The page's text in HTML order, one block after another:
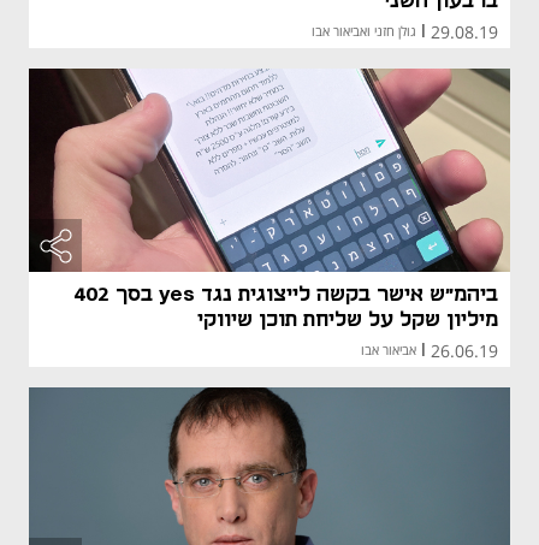
29.08.19 גולן חזני ואביאור אבו
ביהמ"ש אישר בקשה לייצוגית נגד yes בסך 402
מיליון שקל על שליחת תוכן שיווקי
26.06.19 אביאור אבו